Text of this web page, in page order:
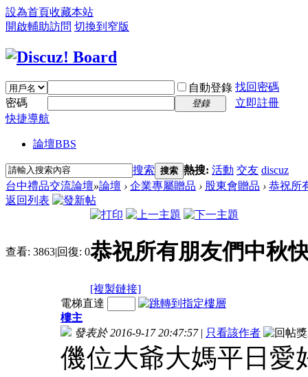
設為首頁收藏本站
開啟輔助訪問 切換到窄版
自動登錄 找回密碼
密碼
登錄
立即註冊
快捷導航
論壇BBS
搜索 搜索 熱搜: 活動 交友 discuz
台中禮品交流論壇»論壇 › 企業專屬贈品 › 股東會贈品 › 恭祝所
返回列表
查看: 3863|回復: 0恭祝所有朋友們中秋
[複製鏈接]
電梯直達
樓主
發表於 2016-9-17 20:47:57 | 只看該作者
僟位大爺大媽平日愛